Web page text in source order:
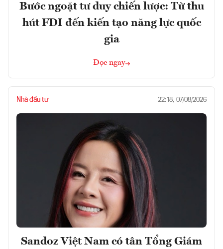
Bước ngoặt tư duy chiến lược: Từ thu
hút FDI đến kiến tạo năng lực quốc
gia
Đọc ngay
Nhà đầu tư 22:18, 07/08/2026
Sandoz Việt Nam có tân Tổng Giám